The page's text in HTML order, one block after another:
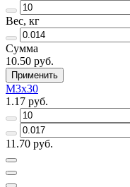
Вес, кг
Сумма
10.50 руб.
Применить
М3х30
1.17 руб.
11.70 руб.